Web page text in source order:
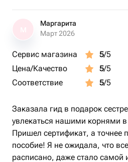
Такой оригинальный подарок
📧 Как работает сертификат?
оформлении);
* Приходит на e-mail после
* Можно активировать в
Маргарита
Март 2026
Сервис магазина 5/5
Цена/Качество
5/5
Соответствие
5/5
Заказала гид в подарок
увлекаться нашими корнями
Пришел сертификат, а точнее
пособие! Я не ожидала, что
расписано, даже стало самой